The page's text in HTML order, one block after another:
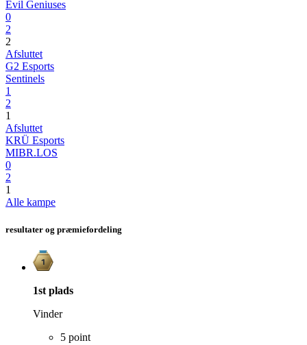
Evil Geniuses
0
2
2
Afsluttet
G2 Esports
Sentinels
1
2
1
Afsluttet
KRÜ Esports
MIBR.LOS
0
2
1
Alle kampe
resultater og præmiefordeling
1st plads
Vinder
5 point